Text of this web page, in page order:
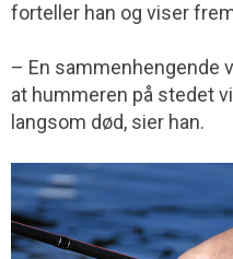
forteller han og viser
– En sammenhengende
at hummeren på stedet
langsom død, sier han.